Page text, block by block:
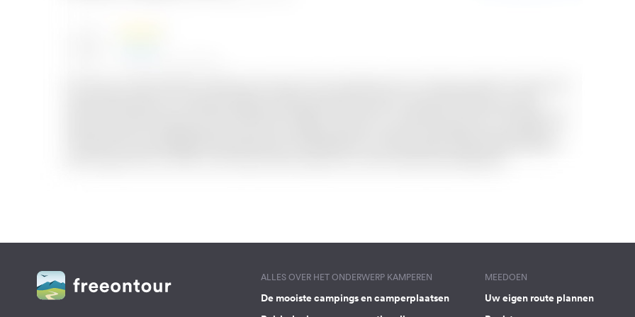
ALLES OVER HET ONDERWERP KAMPEREN
De mooiste campings en camperplaatsen
MEEDOEN
Uw eigen route plannen